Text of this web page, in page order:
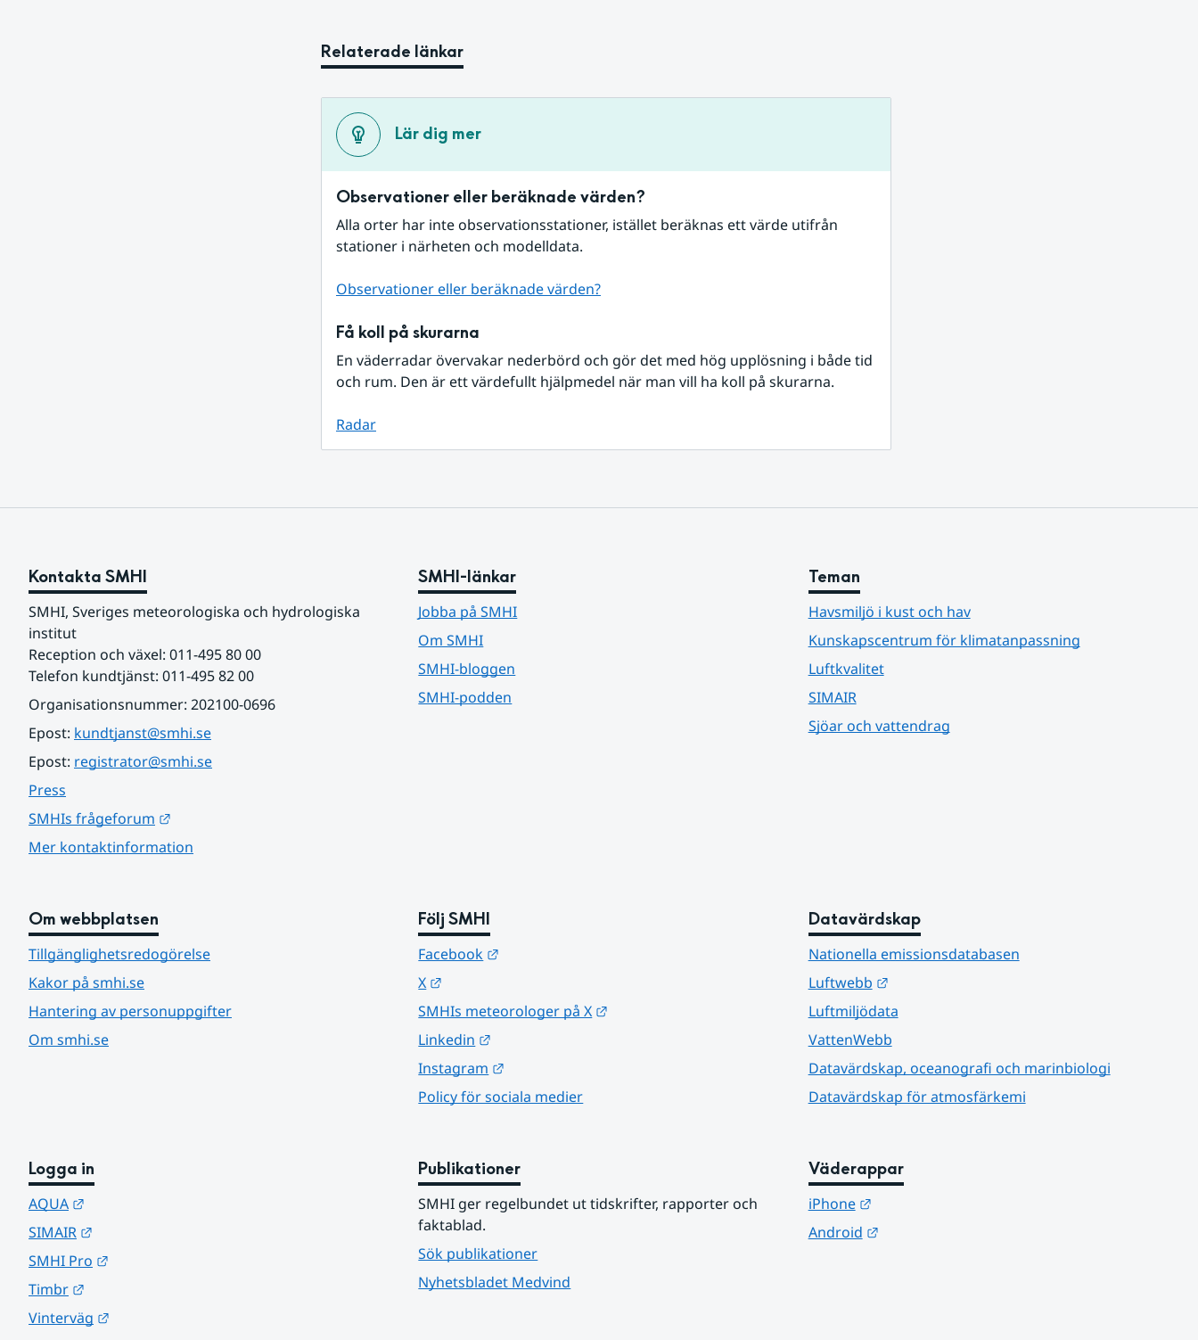
Relaterade länkar
Lär dig mer
Observationer eller beräknade värden?
Alla orter har inte observationsstationer, istället beräknas ett värde utifrån
stationer i närheten och modelldata.
Observationer eller beräknade värden?
Få koll på skurarna
En väderradar övervakar nederbörd och gör det med hög upplösning i både tid
och rum. Den är ett värdefullt hjälpmedel när man vill ha koll på skurarna.
Radar
Kontakta SMHI
SMHI, Sveriges meteorologiska och hydrologiska
institut
Reception och växel: 011-495 80 00
Telefon kundtjänst: 011-495 82 00
Organisationsnummer: 202100-0696
Epost: kundtjanst@smhi.se
Epost: registrator@smhi.se
Press
SMHIs frågeforum
Mer kontaktinformation
SMHI-länkar
Jobba på SMHI
Om SMHI
SMHI-bloggen
SMHI-podden
Teman
Havsmiljö i kust och hav
Kunskapscentrum för klimatanpassning
Luftkvalitet
SIMAIR
Sjöar och vattendrag
Om webbplatsen
Tillgänglighetsredogörelse
Kakor på smhi.se
Hantering av personuppgifter
Om smhi.se
Följ SMHI
Facebook
X
SMHIs meteorologer på X
Linkedin
Instagram
Policy för sociala medier
Datavärdskap
Nationella emissionsdatabasen
Luftwebb
Länk till annan webbplats.
Luftmiljödata
VattenWebb
Datavärdskap, oceanografi och marinbiologi
Datavärdskap för atmosfärkemi
Logga in
AQUA
SIMAIR
SMHI Pro
Timbr
Vinterväg
Publikationer
SMHI ger regelbundet ut tidskrifter, rapporter och
faktablad.
Sök publikationer
Nyhetsbladet Medvind
Väderappar
iPhone
Länk till annan webbplats.
Android
Länk till annan webbplats.